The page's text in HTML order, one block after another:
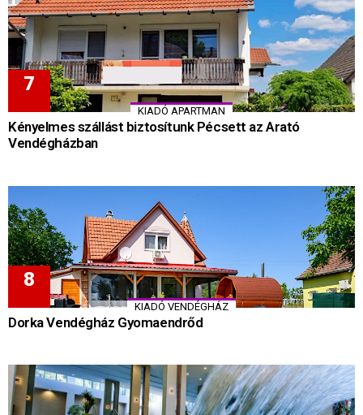
KIADÓ APARTMAN
Kényelmes szállást biztosítunk Pécsett az Arató
Vendégházban
KIADÓ VENDÉGHÁZ
Dorka Vendégház Gyomaendrőd